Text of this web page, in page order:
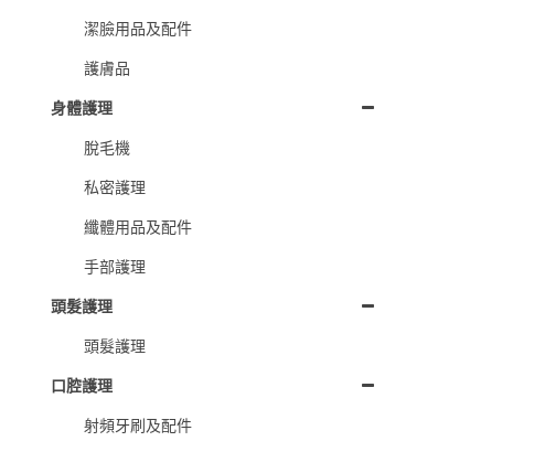
潔臉用品及配件
護膚品
身體護理
脫毛機
私密護理
纖體用品及配件
手部護理
頭髮護理
頭髮護理
口腔護理
射頻牙刷及配件